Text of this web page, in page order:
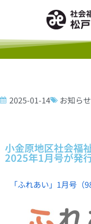
2025-01-14 お知らせ
小金原地区社会福
2025年1月号が発
「ふれあい」1月号（